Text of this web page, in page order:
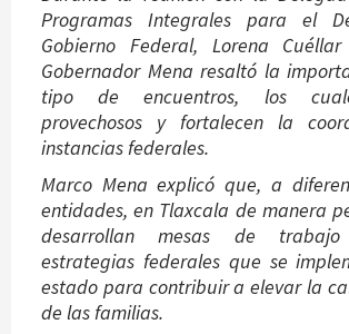
Programas Integrales para el
Gobierno Federal, Lorena
Gobernador Mena resaltó la
tipo de encuentros, los
provechosos y fortalecen la
instancias federales.
Marco Mena explicó que, a
entidades, en Tlaxcala de manera
desarrollan mesas de
estrategias federales que se
estado para contribuir a elevar la
de las familias.